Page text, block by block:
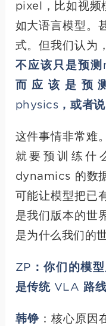
pixel，比如视
如大语言模型。
式。但我们认为
不应该只是预
而应该是预
physics，或者
这件事情非常难
就要预训练什
dynamics 的数
可能让模型把已
是我们版本的世
是为什么我们的
ZP：你们的模
是传统 VLA 路线
韩铮：核心原因